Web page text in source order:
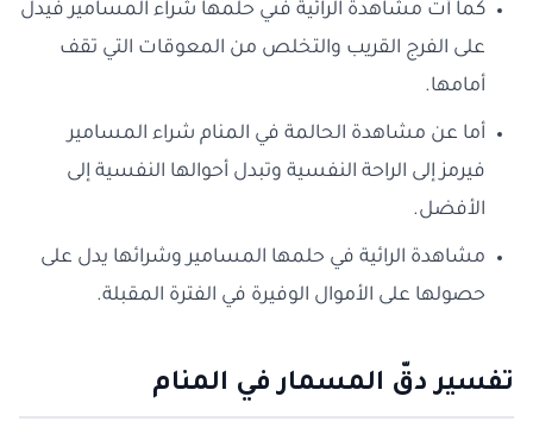
كما أت مشاهدة الرائية فىي حلمها شراء المسامير فيدل
على الفرج القريب والتخلص من المعوقات التي تقف
أمامها.
أما عن مشاهدة الحالمة في المنام شراء المسامير
فيرمز إلى الراحة النفسية وتبدل أحوالها النفسية إلى
الأفضل.
مشاهدة الرائية في حلمها المسامير وشرائها يدل على
حصولها على الأموال الوفيرة في الفترة المقبلة.
تفسير دقّ المسمار في المنام